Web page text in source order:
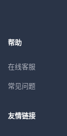
帮助
在线客服
常见问题
友情链接